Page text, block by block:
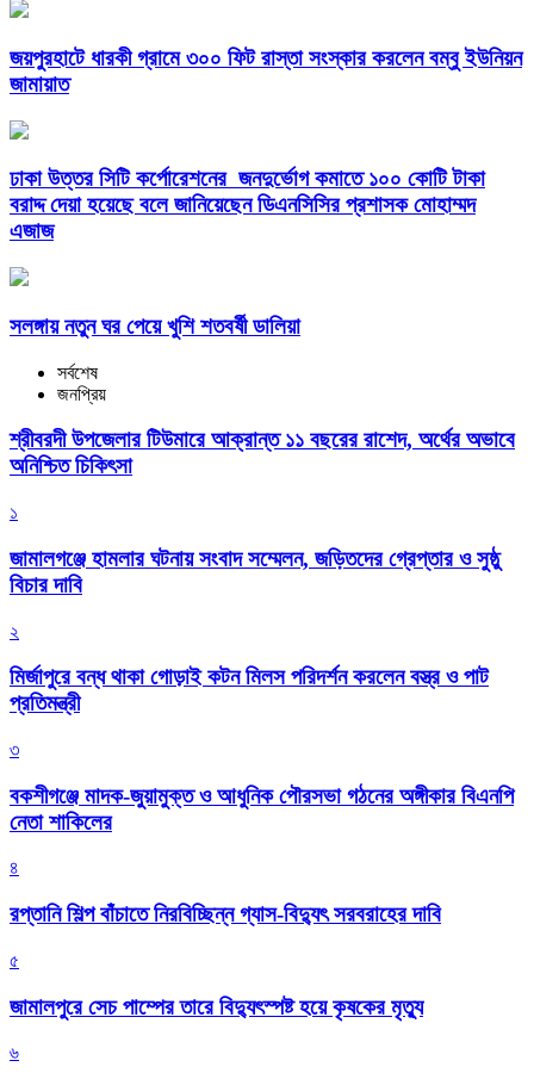
জয়পুরহাটে ধারকী গ্রামে ৩০০ ফিট রাস্তা সংস্কার করলেন বম্বু ইউনিয়ন
জামায়াত
ঢাকা উত্তর সিটি কর্পোরেশনের জনদুর্ভোগ কমাতে ১০০ কোটি টাকা
বরাদ্দ দেয়া হয়েছে বলে জানিয়েছেন ডিএনসিসির প্রশাসক মোহাম্মদ
এজাজ
সলঙ্গায় নতুন ঘর পেয়ে খুশি শতবর্ষী ডালিয়া
সর্বশেষ
জনপ্রিয়
শ্রীবরদী উপজেলার টিউমারে আক্রান্ত ১১ বছরের রাশেদ, অর্থের অভাবে
অনিশ্চিত চিকিৎসা
১
জামালগঞ্জে হামলার ঘটনায় সংবাদ সম্মেলন, জড়িতদের গ্রেপ্তার ও সুষ্ঠু
বিচার দাবি
২
মির্জাপুরে বন্ধ থাকা গোড়াই কটন মিলস পরিদর্শন করলেন বস্ত্র ও পাট
প্রতিমন্ত্রী
৩
বকশীগঞ্জে মাদক-জুয়ামুক্ত ও আধুনিক পৌরসভা গঠনের অঙ্গীকার বিএনপি
নেতা শাকিলের
৪
রপ্তানি শিল্প বাঁচাতে নিরবিচ্ছিন্ন গ্যাস-বিদ্যুৎ সরবরাহের দাবি
৫
জামালপুরে সেচ পাম্পের তারে বিদ্যুৎস্পষ্ট হয়ে কৃষকের মৃত্যু
৬